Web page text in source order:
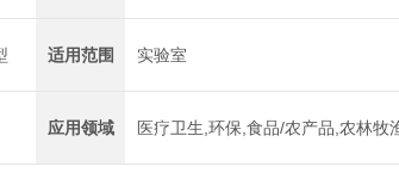
适用范围 实验室
应用领域 医疗卫生,环保,食品/农产品,农林牧